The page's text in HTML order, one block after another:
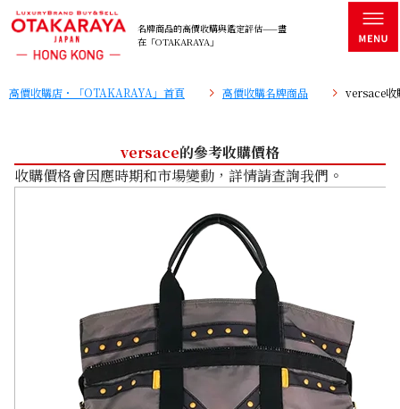
名牌商品的高價收購與鑑定評估——盡
在「OTAKARAYA」
高價收購店・「OTAKARAYA」首頁 高價收購名牌商品 versace收
versace的參考收購價格
收購價格會因應時期和市場變動，詳情請查詢我們。